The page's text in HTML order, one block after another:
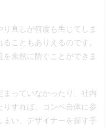
直しが何度も生じてしま
こともありえるのです。
未然に防ぐことができま
まっていなかったり、社内
すれば、コンペ自体に参
い、デザイナーを探す手